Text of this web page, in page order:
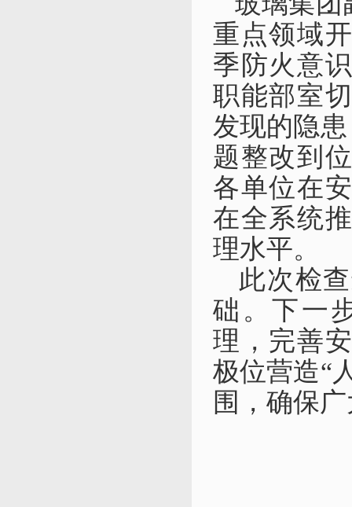
重点领域
季防火意
职能部室
发现的隐
题整改到
各单位在
在全系统
理水平。
此次检查
础。下一
理，完善
极位营造“
围，确保